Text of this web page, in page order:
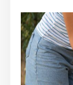
Fellpflege
Katze